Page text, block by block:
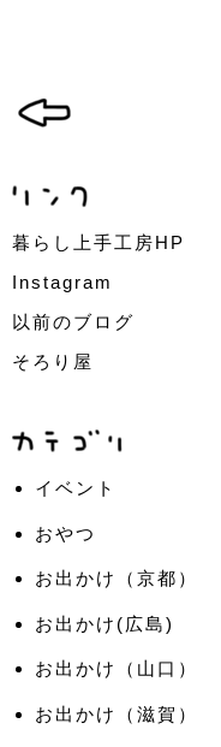
暮らし上手工房HP
Instagram
以前のブログ
そろり屋
イベント
おやつ
お出かけ（京都）
お出かけ(広島)
お出かけ（山口）
お出かけ（滋賀）